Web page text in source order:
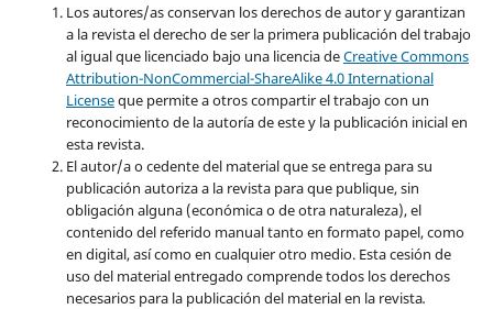
Los autores/as conservan los derechos de autor y garantizan
a la revista el derecho de ser la primera publicación del trabajo
al igual que licenciado bajo una licencia deCreative Commons
Attribution-NonCommercial-ShareAlike 4.0 International
Licenseque permite a otros compartir el trabajo con un
reconocimiento de la autoría de este y la publicación inicial en
esta revista.
El autor/a o cedente del material que se entrega para su
publicación autoriza a la revista para que publique, sin
obligación alguna (económica o de otra naturaleza), el
contenido del referido manual tanto en formato papel, como
en digital, así como en cualquier otro medio. Esta cesión de
uso del material entregado comprende todos los derechos
necesarios para la publicación del material en la revista.